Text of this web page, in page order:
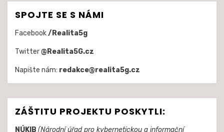
SPOJTE SE S NÁMI
Facebook/Realita5g
Twitter@Realita5G.cz
Napište nám: redakce@realita5g.cz
ZÁŠTITU PROJEKTU POSKYTLI:
NÚKIB (Národní úřad pro kybernetickou a informační